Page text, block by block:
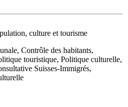
culture et tourisme
Contrôle des habitants,
touristique, Politique culturelle,
Suisses-Immigrés,